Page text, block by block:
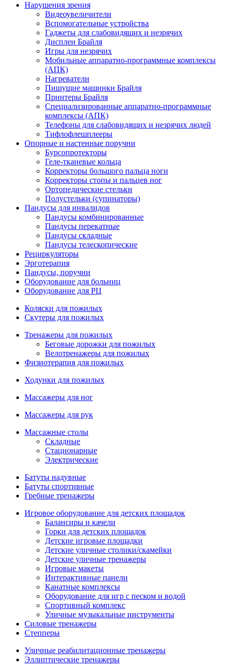
Нарушения зрения
Видеоувеличители
Вспомогательные устройства
Гаджеты для слабовидящих и незрячих
Дисплеи Брайля
Игры для незрячих
Мобильные аппаратно-программные комплексы
(АПК)
Нагреватели
Пишущие машинки Брайля
Принтеры Брайля
Специализированные аппаратно-программные
комплексы (АПК)
Телефоны для слабовидящих и незрячих людей
Тифлофлешплееры
Опорные и настенные поручни
Бурсопротекторы
Геле-тканевые кольца
Корректоры большого пальца ноги
Корректоры стопы и пальцев ног
Ортопедические стельки
Полустельки (супинаторы)
Пандусы для инвалидов
Пандусы комбинированные
Пандусы перекатные
Пандусы складные
Пандусы телескопические
Рециркуляторы
Эрготерапия
Пандусы, поручни
Оборудование для больниц
Оборудование для РЦ
Коляски для пожилых
Скутеры для пожилых
Тренажеры для пожилых
Беговые дорожки для пожилых
Велотренажеры для пожилых
Физиотерапия для пожилых
Ходунки для пожилых
Массажеры для ног
Массажеры для рук
Массажные столы
Складные
Стационарные
Электрические
Батуты надувные
Батуты спортивные
Гребные тренажеры
Игровое оборудование для детских площадок
Балансиры и качели
Горки для детских площадок
Детские игровые площадки
Детские уличные столики/скамейки
Детские уличные тренажеры
Игровые макеты
Интерактивные панели
Канатные комплексы
Оборудование для игр с песком и водой
Спортивный комплекс
Уличные музыкальные инструменты
Силовые тренажеры
Степперы
Уличные реабилитационные тренажеры
Эллиптические тренажеры